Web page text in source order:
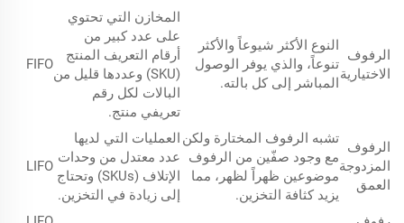
الرفوف
الاختيارية
النوع الأكثر شيوعاً والأكثر
تنوعاً، والذي يوفر الوصول
المباشر إلى كل بالته.
المخازن التي تحتوي
على عدد كبير من
أرقام التعريف المنتج
(SKU) وعددها قليل من
البالات لكل رقم
تعريفي منتج.
FIFO
الرفوف
المزدوجة
العمق
تشبه الرفوف المختارة ولكن
مع وجود صفّين من الرفوف
موضوعين ظهراً لظهر، مما
يزيد كثافة التخزين.
العمليات التي لديها
عدد معتدل من وحدات
الإتلاف (SKUs) وتحتاج
إلى زيادة في التخزين.
LIFO